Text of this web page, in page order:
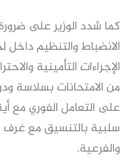
كما شدد الوزير على
الانضباط والتنظيم داخل
الإجراءات التأمينية
من الامتحانات بسلاسة
على التعامل الفوري مع
سلبية بالتنسيق مع غرف
والفرعية.